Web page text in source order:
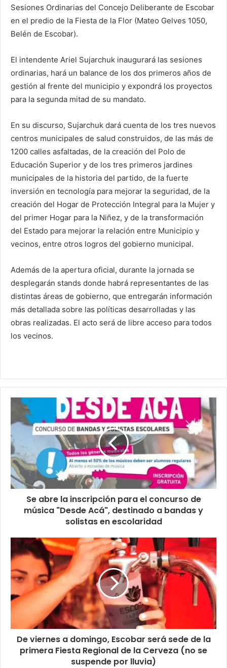
Sesiones Ordinarias del Concejo Deliberante de Escobar
en el predio de la Fiesta de la Flor (Mateo Gelves 1050,
Belén de Escobar).
El intendente Ariel Sujarchuk inaugurará las sesiones
ordinarias, hará un balance de los dos primeros años de
gestión al frente del municipio y expondrá los proyectos
para la segunda mitad de su mandato.
En su discurso, Sujarchuk dará cuenta de los tres nuevos
centros municipales de salud construidos, de las más de
1200 calles asfaltadas, de la creación del Polo de
Educación Superior y de los tres primeros jardines
municipales de la historia del partido, de la fuerte
inversión en tecnología para mejorar la seguridad, de la
creación del Hogar de Protección Integral para la Mujer y
del primer Hogar para la Niñez, y de la transformación
del Estado para mejorar la relación entre Municipio y
vecinos, entre otros logros del gobierno municipal.
Además de la apertura oficial, durante la jornada se
desplegarán stands donde habrá representantes de las
distintas áreas de gobierno, que entregarán información
más detallada sobre las políticas desarrolladas y las
obras realizadas. El acto será de libre acceso para todos
los vecinos.
Se abre la inscripción para el concurso de
música "Desde Acá", destinado a bandas y
solistas en escolaridad
De viernes a domingo, Escobar será sede de la
primera Fiesta Regional de la Cerveza (no se
suspende por lluvia)